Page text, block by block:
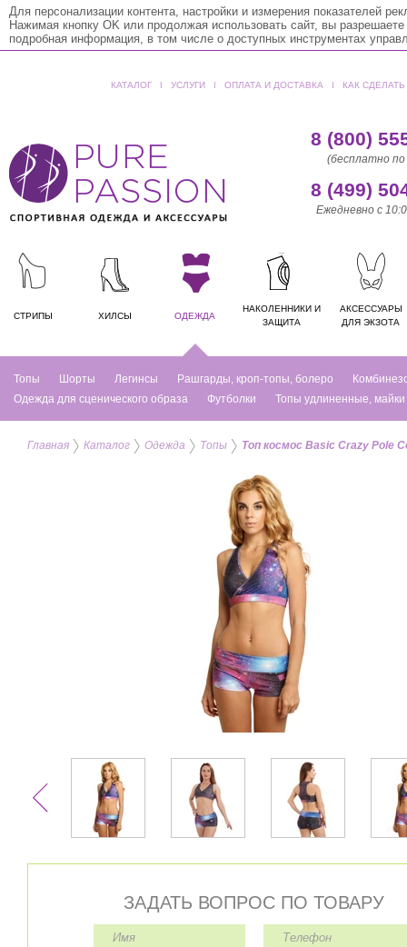
Для персонализации контента, настройки и измерения показателей
Нажимая кнопку OK или продолжая использовать сайт, вы
подробная информация, в том числе о доступных инструментах
КАТАЛОГ ǀ УСЛУГИ ǀ ОПЛАТА И ДОСТАВКА ǀ КАК СДЕЛАТЬ
8 (800)
(бесплатно по
8 (499)
Ежедневно с
СТРИПЫ ХИЛСЫ ОДЕЖДА
НАКОЛЕННИКИ И
ЗАЩИТА
АКСЕССУАРЫ
ДЛЯ ЭКЗОТА
Топы Шорты Легинсы Рашгарды, кроп-топы, болеро
Одежда для сценического образа
Футболки Топы удлиненные, майки
Главная Каталог Одежда Топы Топ космос Basic Crazy Pole
ЗАДАТЬ ВОПРОС ПО ТОВАРУ